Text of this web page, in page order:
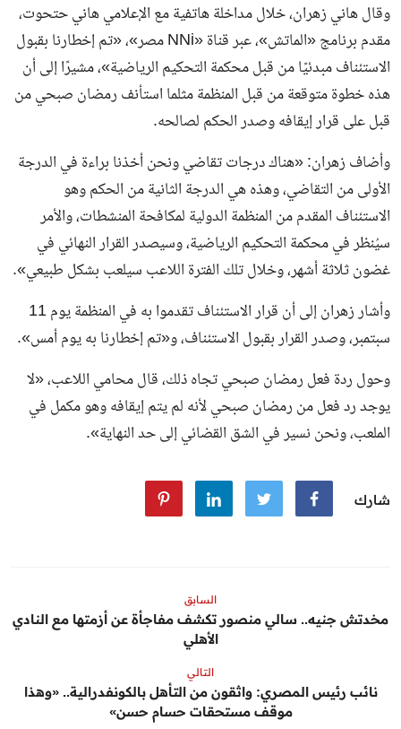
وقال هاني زهران، خلال مداخلة هاتفية مع الإعلامي هاني حتحوت،
مقدم برنامج «الماتش»، عبر قناة «NNi مصر»، «تم إخطارنا بقبول
الاستئناف مبدئيًا من قبل محكمة التحكيم الرياضية»، مشيرًا إلى أن
هذه خطوة متوقعة من قبل المنظمة مثلما استأنف رمضان صبحي من
قبل على قرار إيقافه وصدر الحكم لصالحه.
وأضاف زهران: «هناك درجات تقاضي ونحن أخذنا براءة في الدرجة
الأولى من التقاضي، وهذه هي الدرجة الثانية من الحكم وهو
الاستئناف المقدم من المنظمة الدولية لمكافحة المنشطات، والأمر
سيُنظر في محكمة التحكيم الرياضية، وسيصدر القرار النهائي في
غضون ثلاثة أشهر، وخلال تلك الفترة اللاعب سيلعب بشكل طبيعي».
وأشار زهران إلى أن قرار الاستئناف تقدموا به في المنظمة يوم 11
سبتمبر، وصدر القرار بقبول الاستئناف، و«تم إخطارنا به يوم أمس».
وحول ردة فعل رمضان صبحي تجاه ذلك، قال محامي اللاعب، «لا
يوجد رد فعل من رمضان صبحي لأنه لم يتم إيقافه وهو مكمل في
الملعب، ونحن نسير في الشق القضائي إلى حد النهاية».
شارك
السابق
مخدتش جنيه.. سالي منصور تكشف مفاجأة عن أزمتها مع النادي
الأهلي
التالي
نائب رئيس المصري: واثقون من التأهل بالكونفدرالية.. «وهذا
موقف مستحقات حسام حسن»